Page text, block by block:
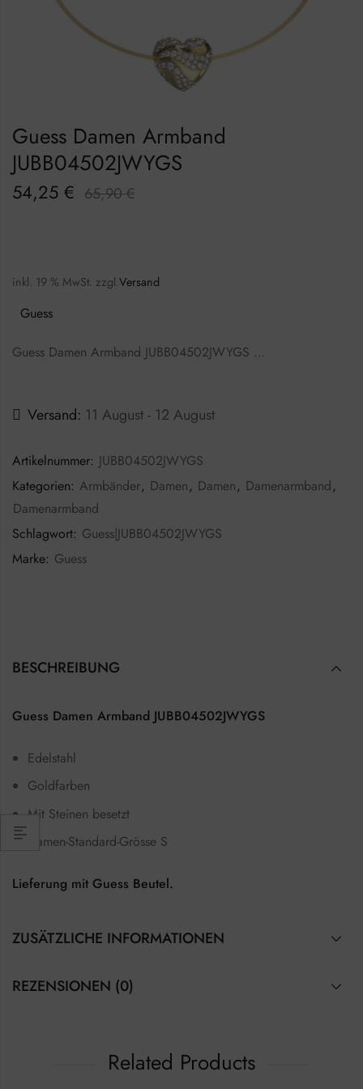
Guess Damen Armband
JUBB04502JWYGS
54,25 € 65,90€
inkl. 19 % MwSt. zzgl.Versand
Guess
Guess Damen Armband JUBB04502JWYGS …
Versand: 11 August - 12 August
Artikelnummer: JUBB04502JWYGS
Kategorien: Armbänder, Damen, Damen, Damenarmband,
Damenarmband
Schlagwort: Guess|JUBB04502JWYGS
Marke: Guess
BESCHREIBUNG
Guess Damen Armband JUBB04502JWYGS
Edelstahl
Goldfarben
Mit Steinen besetzt
Damen-Standard-Grösse S
Lieferung mit Guess Beutel.
ZUSÄTZLICHE INFORMATIONEN
REZENSIONEN (0)
Related Products